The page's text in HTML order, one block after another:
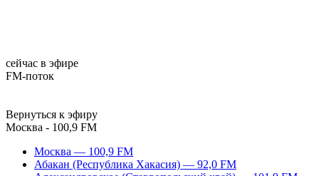
сейчас в эфире
FM-поток
Вернуться к эфиру
Москва - 100,9 FM
Москва — 100,9 FM
Абакан (Республика Хакасия) — 92,0 FM